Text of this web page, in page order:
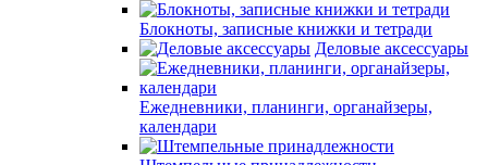
Блокноты, записные книжки и тетради
Деловые аксессуары
Ежедневники, планинги, органайзеры,
календари